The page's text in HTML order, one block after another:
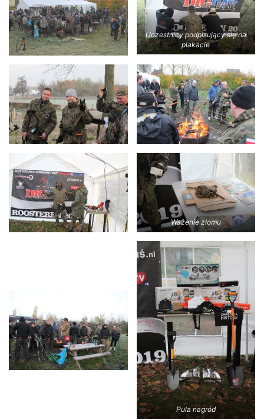
Uczestnicy podpisujący się na
plakacie
Ważenie złomu
Pula nagród